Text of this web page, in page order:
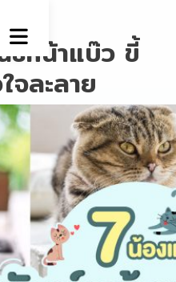
ธ์หน้าแบ๊ว ขี้
จละลาย